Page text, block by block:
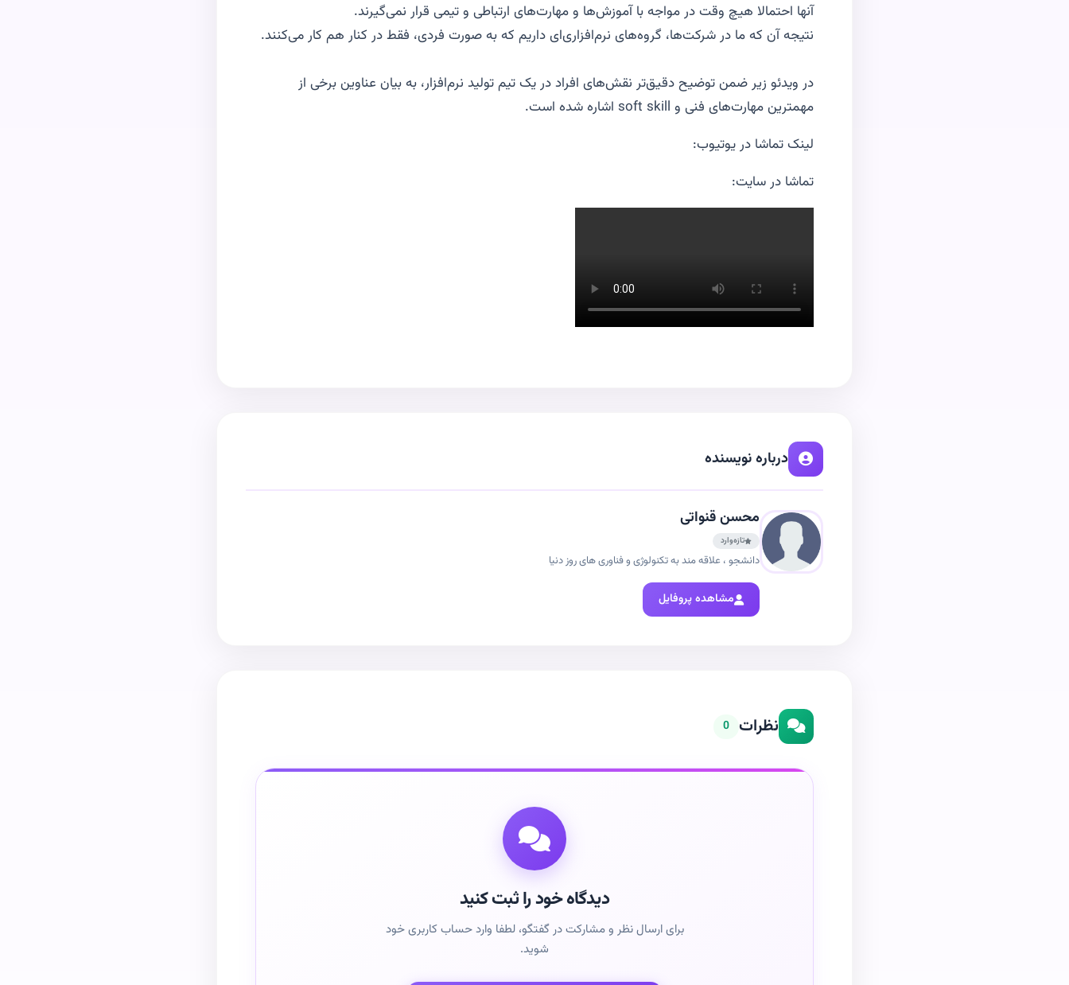
آنها احتمالا هیچ وقت در مواجه با آموزش‌ها و مهارت‌های ارتباطی و‌ تیمی قرار نمی‌گیرند.
نتیجه آن که ما در شرکت‌ها، گروه‌های نرم‌افزاری‌ای داریم که به صورت فردی، فقط در کنار هم کار می‌کنند.
در ویدئو زیر ضمن توضیح دقیق‌تر نقش‌های افراد در یک تیم تولید نرم‌افزار، به بیان عناوین برخی از
مهمترین مهارت‌های فنی و soft skill اشاره شده است.
لینک تماشا در یوتیوب:
تماشا در سایت:
درباره نویسنده
محسن قنواتی
تازه‌وارد
دانشجو ، علاقه مند به تکنولوژی و فناوری های روز دنیا
مشاهده پروفایل
نظرات 0
دیدگاه خود را ثبت کنید
برای ارسال نظر و مشارکت در گفتگو، لطفا وارد حساب کاربری خود
شوید.